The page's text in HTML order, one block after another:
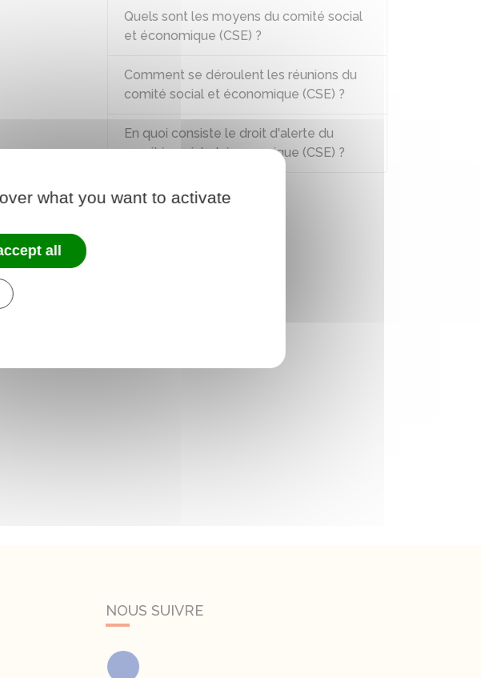
Quels sont les moyens du comité social
et économique (CSE) ?
Comment se déroulent les réunions du
comité social et économique (CSE) ?
En quoi consiste le droit d'alerte du
comité social et économique (CSE) ?
NOUS SUIVRE
what you want to activate
all